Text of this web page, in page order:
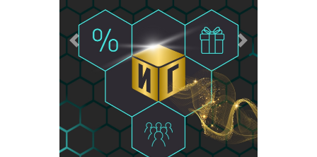
Предыдущий Следующий